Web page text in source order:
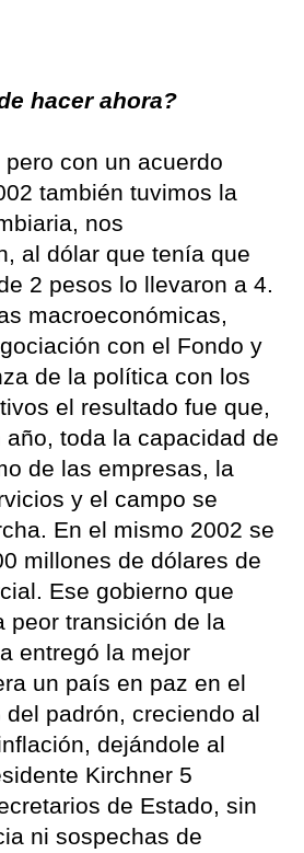
hacer ahora?
con un acuerdo
también tuvimos la
nos
al dólar que tenía que
2 pesos lo llevaron a 4.
macroeconómicas,
con el Fondo y
de la política con los
el resultado fue que,
toda la capacidad de
de las empresas, la
y el campo se
En el mismo 2002 se
millones de dólares de
Ese gobierno que
peor transición de la
entregó la mejor
un país en paz en el
padrón, creciendo al
dejándole al
Kirchner 5
de Estado, sin
ni sospechas de